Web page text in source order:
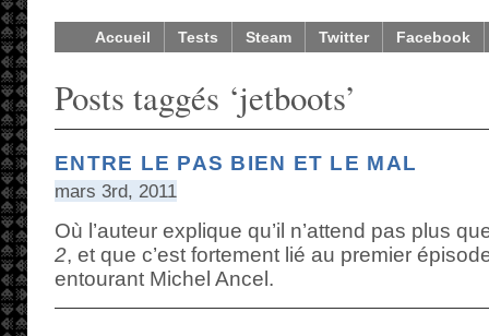
Accueil Tests Steam Twitter Facebook
Posts taggés ‘jetboots’
ENTRE LE PAS BIEN ET LE MAL
mars 3rd, 2011
Où l’auteur explique qu’il n’attend pas plus
2, et que c’est fortement lié au premier
entourant Michel Ancel.